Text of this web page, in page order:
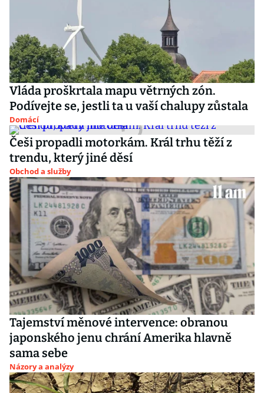
Vláda proškrtala mapu větrných zón.
Podívejte se, jestli ta u vaší chalupy zůstala
Domácí
Češi propadli motorkám. Král trhu těží z
trendu, který jiné děsí
Obchod a služby
Tajemství měnové intervence: obranou
japonského jenu chrání Amerika hlavně
sama sebe
Názory a analýzy